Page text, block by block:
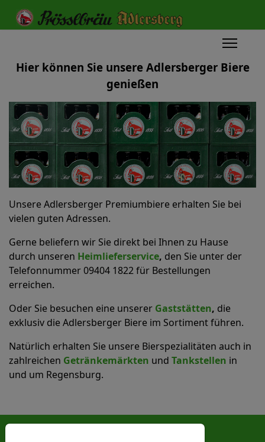
Hier können Sie unsere Adlersberger Biere
genießen
Unsere Adlersberger Premiumbiere erhalten Sie bei
vielen guten Adressen.
Gerne beliefern wir Sie direkt bei Ihnen zu Hause
durch unseren Heimlieferservice, den Sie unter der
Telefonnummer 09404 1822 für Bestellungen
erreichen.
Oder Sie besuchen eine unserer Gaststätten, die
exklusiv die Adlersberger Biere im Sortiment führen.
Natürlich erhalten Sie unsere Bierspezialitäten auch in
zahlreichen Getränkemärkten und Tankstellen in
und um Regensburg.
Anschrift & Kontakt